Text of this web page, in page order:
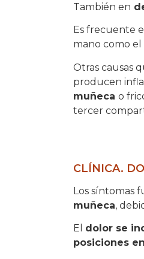
También en
Es frecuente
mano como
Otras causas
producen
muñeca o
tercer
CLÍNICA.
Los síntomas
muñeca,
El dolor se
posiciones